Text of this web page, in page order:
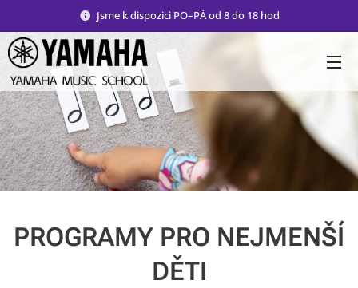
Jsme k dispozici PO–PÁ od 8 do 18 hod
PROGRAMY PRO NEJMENŠÍ
DĚTI